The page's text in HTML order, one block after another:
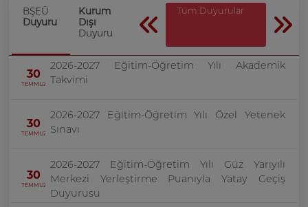
BŞEÜ
Duyuru
Kurum
Dışı
Duyuru
Tüm Duyurular
30
TEMMUZ
2026-2027 Eğitim-Öğretim Yılı Akademik
Takvimi
30
TEMMUZ
2026-2027 Eğitim-Öğretim Yılı Özel Yetenek
Sınavı
30
TEMMUZ
2026-2027 Eğitim-Öğretim Yılı Güz Yarıyılı
Merkezi Yerleştirme Puanıyla Yatay Geçiş
Duyurusu